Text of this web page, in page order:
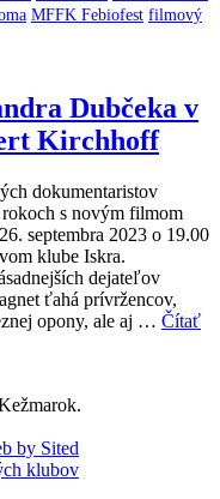
MFFK Febiofest filmový
Dubčeka v
Kirchhoff
dokumentaristov
s novým filmom
septembra 2023 o 19.00
klube Iskra.
dejateľov
ťahá prívržencov,
opony, ale aj … Čítať